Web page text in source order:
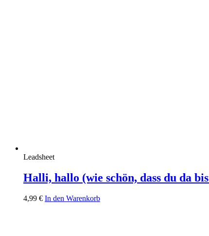
Leadsheet
Halli, hallo (wie schön, dass du da
4,99 € In den Warenkorb